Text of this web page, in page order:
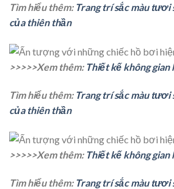
Tìm hiểu thêm: Trang trí sắc màu tươi
của thiên thần
>>>>>Xem thêm: Thiết kế không gian
Tìm hiểu thêm: Trang trí sắc màu tươi
của thiên thần
>>>>>Xem thêm: Thiết kế không gian
Tìm hiểu thêm: Trang trí sắc màu tươi